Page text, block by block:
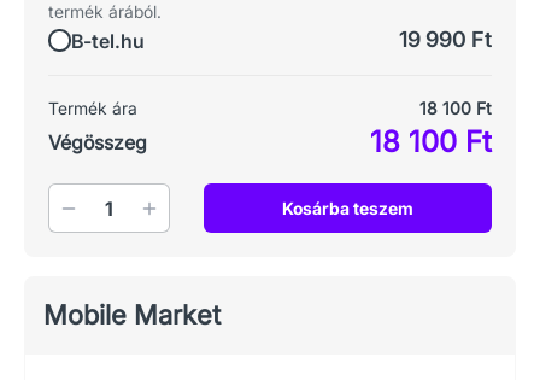
termék árából.
B-tel.hu 19 990 Ft
Termék ára 18 100 Ft
Végösszeg 18 100 Ft
Mennyiség Kosárba teszem
Mobile Market